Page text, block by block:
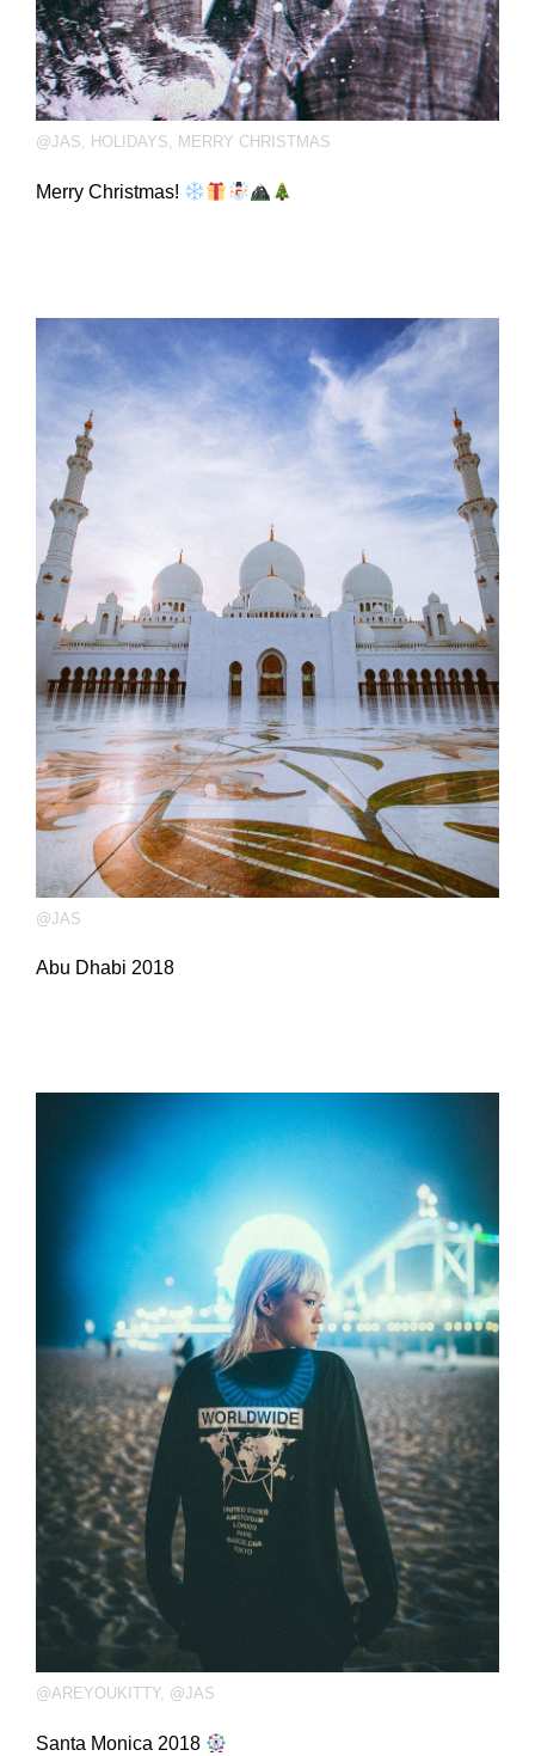
@JAS, HOLIDAYS, MERRY CHRISTMAS
Merry Christmas!
@JAS
Abu Dhabi 2018
@AREYOUKITTY, @JAS
Santa Monica 2018